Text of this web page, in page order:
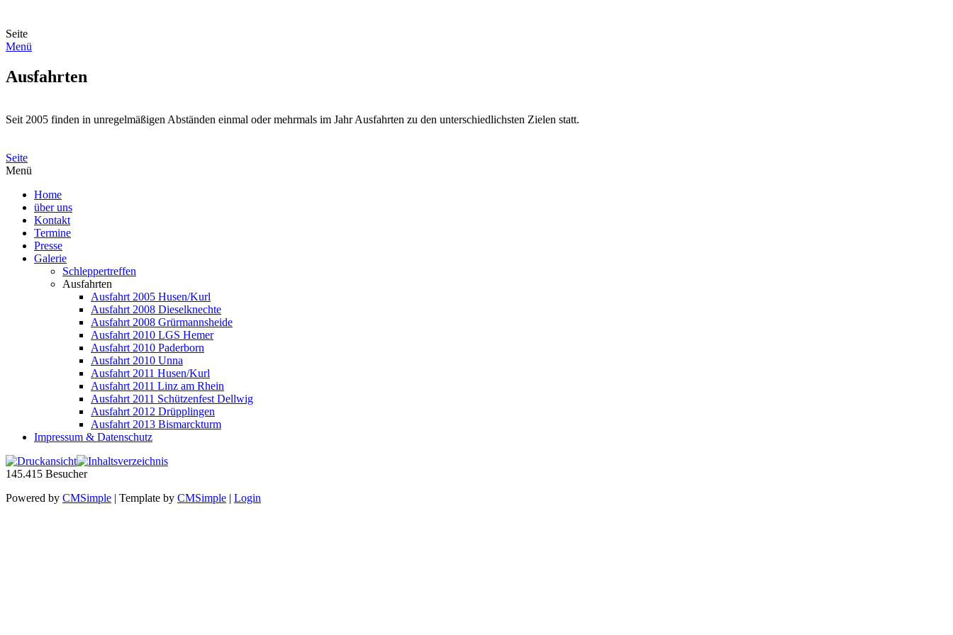
Seite
Menü
Ausfahrten
Seit 2005 finden in unregelmäßigen Abständen einmal oder mehrmals im Jahr Ausfahrten zu den unterschiedlichsten Zielen statt.
Seite
Menü
Home
über uns
Kontakt
Termine
Presse
Galerie
Schleppertreffen
Ausfahrten
Ausfahrt 2005 Husen/Kurl
Ausfahrt 2008 Dieselknechte
Ausfahrt 2008 Grürmannsheide
Ausfahrt 2010 LGS Hemer
Ausfahrt 2010 Paderborn
Ausfahrt 2010 Unna
Ausfahrt 2011 Husen/Kurl
Ausfahrt 2011 Linz am Rhein
Ausfahrt 2011 Schützenfest Dellwig
Ausfahrt 2012 Drüpplingen
Ausfahrt 2013 Bismarckturm
Impressum & Datenschutz
145.415 Besucher
Powered by CMSimple | Template by CMSimple | Login